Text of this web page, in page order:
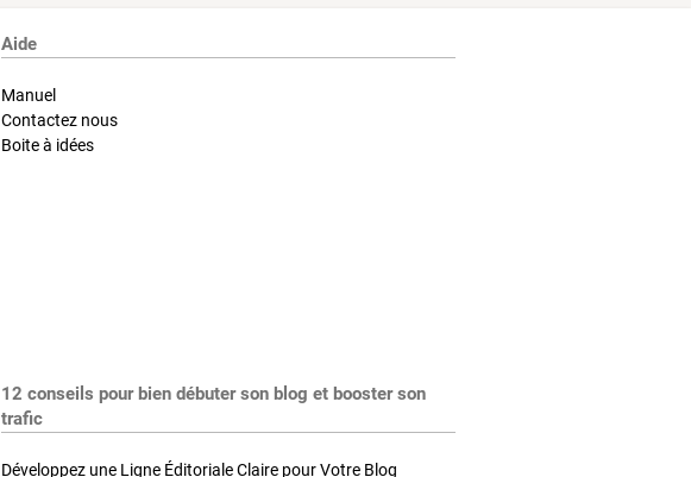
Aide
Manuel
Contactez nous
Boite à idées
12 conseils pour bien débuter son blog et booster son
trafic
Développez une Ligne Éditoriale Claire pour Votre Blog